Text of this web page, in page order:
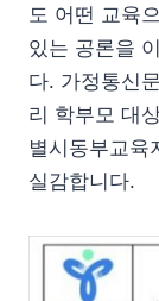
도 어떤 교육
있는 공론을
다. 가정통신
리 학부모 대
별시동부교육
실감합니다.